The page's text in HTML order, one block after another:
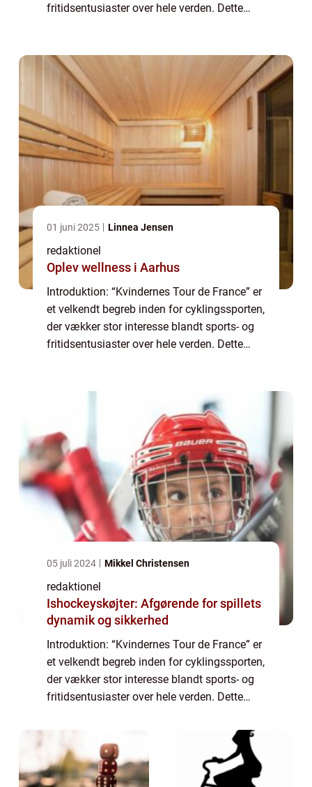
fritidsentusiaster over hele verden. Dette
01 juni 2025 Linnea Jensen
redaktionel
Oplev wellness i Aarhus
Introduktion: “Kvindernes Tour de France” er
et velkendt begreb inden for cyklingssporten,
der vækker stor interesse blandt sports- og
fritidsentusiaster over hele verden. Dette
05 juli 2024 Mikkel Christensen
redaktionel
Ishockeyskøjter: Afgørende for spillets
dynamik og sikkerhed
Introduktion: “Kvindernes Tour de France” er
et velkendt begreb inden for cyklingssporten,
der vækker stor interesse blandt sports- og
fritidsentusiaster over hele verden. Dette
spiller en cent...